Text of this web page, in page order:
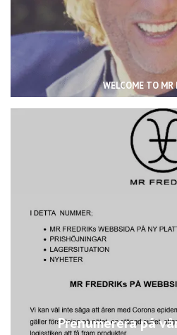
WELCOME TO MR
Prenumerera på